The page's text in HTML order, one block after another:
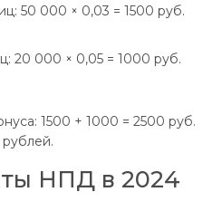
50 000 × 0,03 = 1500 руб.
20 000 × 0,05 = 1000 руб.
1500 + 1000 = 2500 руб.
НПД в 2024